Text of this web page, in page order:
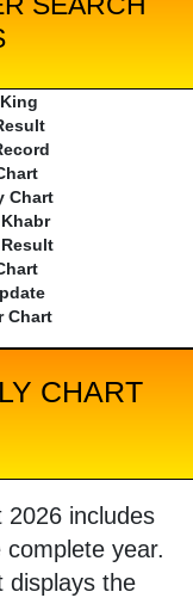
Chart
Chart
CHART
2026 includes
year.
displays the